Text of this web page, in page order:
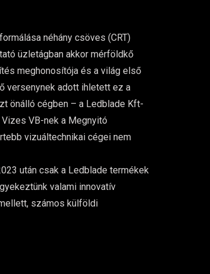
néhány csöves (CRT)
üzletágban akkor mérföldkő
meghonosítója és a világ első
versenynek adott ihletett ez a
önálló cégben – a Ledblade Kft-
VB-nek a Megnyitó
vizuáltechnikai cégei nem
után csak a Ledblade termékek
valami innovatív
számos külföldi